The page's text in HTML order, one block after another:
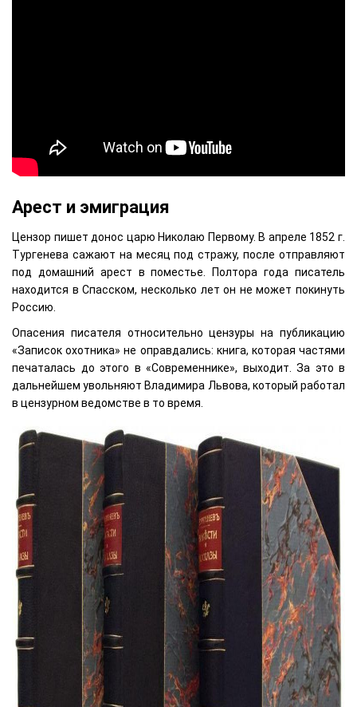
Арест и эмиграция
Цензор пишет донос царю Николаю Первому. В апреле 1852 г.
Тургенева сажают на месяц под стражу, после отправляют
под домашний арест в поместье. Полтора года писатель
находится в Спасском, несколько лет он не может покинуть
Россию.
Опасения писателя относительно цензуры на публикацию
«Записок охотника» не оправдались: книга, которая частями
печаталась до этого в «Современнике», выходит. За это в
дальнейшем увольняют Владимира Львова, который работал
в цензурном ведомстве в то время.